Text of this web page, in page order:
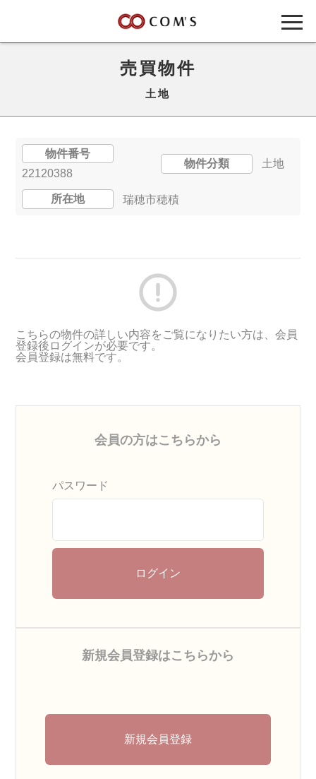
売買物件
土地
物件番号
22120388
物件分類 土地
所在地 瑞穂市穂積
こちらの物件の詳しい内容をご覧になりたい方は、会員
登録後ログインが必要です。
会員登録は無料です。
会員の方はこちらから
パスワード
ログイン
新規会員登録はこちらから
新規会員登録